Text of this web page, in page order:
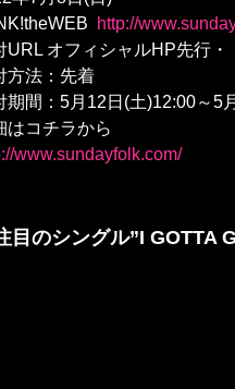
http://
URL オフィシャルHP先行・
方法：先着
期間：5月12日(土)12:00～5
はコチラから
www.sundayfolk.com/
目のシングル”I GOTTA